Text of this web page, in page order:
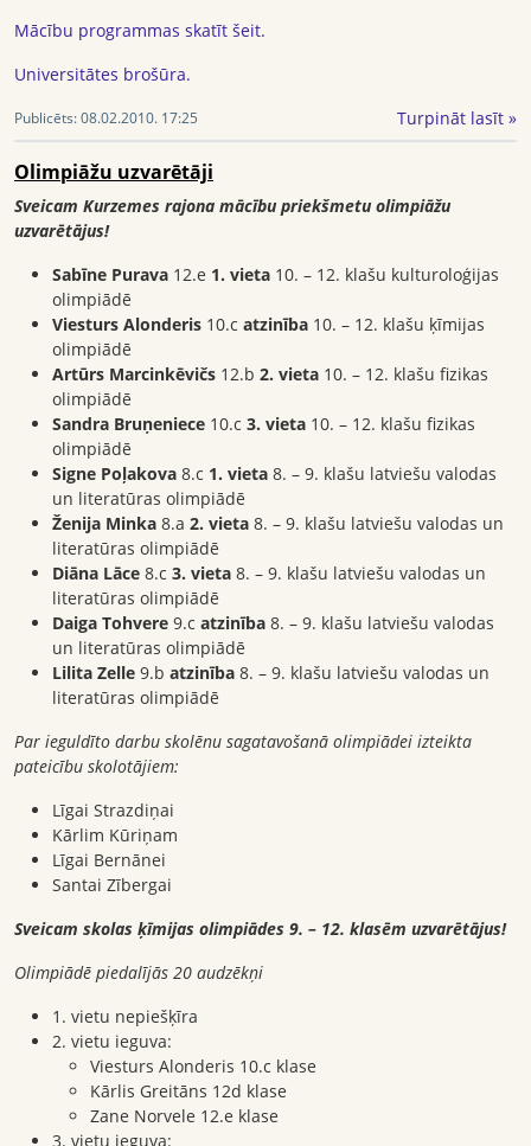
Mācību programmas skatīt šeit.
Universitātes brošūra.
Publicēts:08.02.2010. 17:25 Turpināt lasīt »
Olimpiāžu uzvarētāji
Sveicam Kurzemes rajona mācību priekšmetu olimpiāžu
uzvarētājus!
Sabīne Purava 12.e 1. vieta 10. – 12. klašu kulturoloģijas
olimpiādē
Viesturs Alonderis 10.c atzinība 10. – 12. klašu ķīmijas
olimpiādē
Artūrs Marcinkēvičs 12.b 2. vieta 10. – 12. klašu fizikas
olimpiādē
Sandra Bruņeniece 10.c 3. vieta 10. – 12. klašu fizikas
olimpiādē
Signe Poļakova 8.c 1. vieta 8. – 9. klašu latviešu valodas
un literatūras olimpiādē
Ženija Minka 8.a 2. vieta 8. – 9. klašu latviešu valodas un
literatūras olimpiādē
Diāna Lāce 8.c 3. vieta 8. – 9. klašu latviešu valodas un
literatūras olimpiādē
Daiga Tohvere 9.c atzinība 8. – 9. klašu latviešu valodas
un literatūras olimpiādē
Lilita Zelle 9.b atzinība 8. – 9. klašu latviešu valodas un
literatūras olimpiādē
Par ieguldīto darbu skolēnu sagatavošanā olimpiādei izteikta
pateicību skolotājiem:
Līgai Strazdiņai
Kārlim Kūriņam
Līgai Bernānei
Santai Zībergai
Sveicam skolas ķīmijas olimpiādes 9. – 12. klasēm uzvarētājus!
Olimpiādē piedalījās 20 audzēkņi
1. vietu nepiešķīra
2. vietu ieguva:
Viesturs Alonderis 10.c klase
Kārlis Greitāns 12d klase
Zane Norvele 12.e klase
3. vietu ieguva: